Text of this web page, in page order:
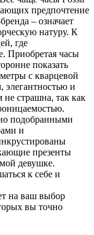
предпочтение
– означает
натуру. К
где
Приобретая часы
показать
с кварцевой
элегантностью и
страшна, так как
подобранными
и
презенты
девушке.
к себе и
на ваш выбор
вы точно